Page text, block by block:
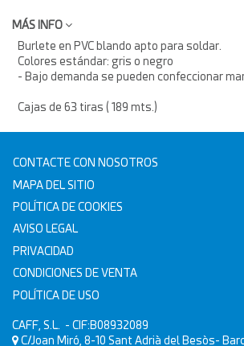
MÁS INFO
Burlete en PVC blando apto para soldar.
Colores estándar: gris o negro
- Bajo demanda se pueden confeccionar
Cajas de 63 tiras ( 189 mts.)
CONTACTE CON NOSOTROS
MAPA DEL SITIO
POLÍTICA DE COOKIES
AVISO LEGAL
PRIVACIDAD
CONDICIONES DE VENTA
POLÍTICA DE USO
CAFF, S.L. - CIF:B08932089
C/Joan Miró, 8-10 Sant Adrià del Besòs-